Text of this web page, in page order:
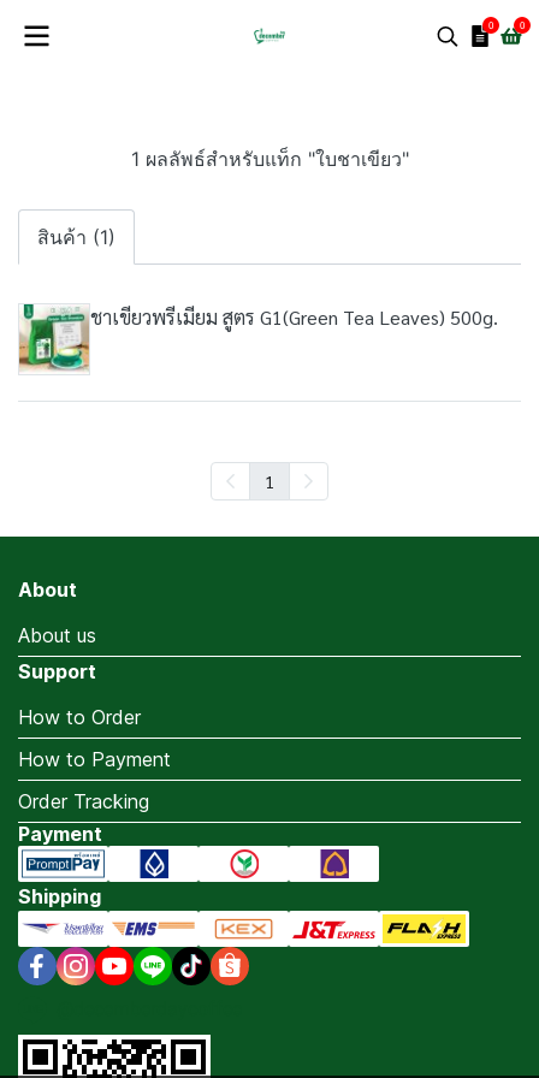
0 0
1 ผลลัพธ์สำหรับแท็ก "ใบชาเขียว"
สินค้า (1)
ชาเขียวพรีเมียม สูตร G1(Green Tea Leaves) 500g.
1
About
About us
Support
How to Order
How to Payment
Order Tracking
Payment
Shipping